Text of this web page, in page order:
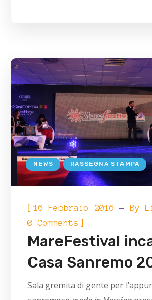
NEWS RASSEGNA STAMPA
[16 Febbraio 2016 By
0 Comments ]
MareFestival
Casa Sanremo
Sala gremita di gente per